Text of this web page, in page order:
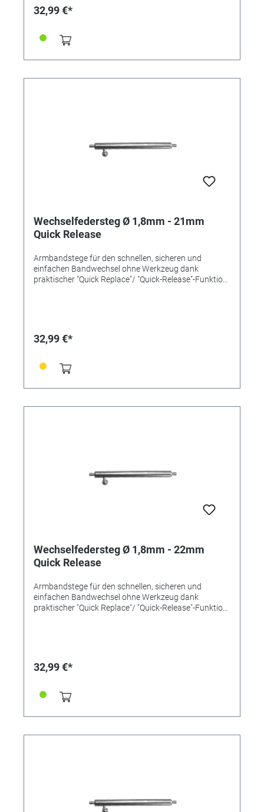
32,99 €*
Wechselfedersteg Ø 1,8mm - 21mm
Quick Release
Armbandstege für den schnellen, sicheren und
einfachen Bandwechsel ohne Werkzeug dank
praktischer "Quick Replace"/ "Quick-Release"-Funktion
32,99 €*
Wechselfedersteg Ø 1,8mm - 22mm
Quick Release
Armbandstege für den schnellen, sicheren und
einfachen Bandwechsel ohne Werkzeug dank
praktischer "Quick Replace"/ "Quick-Release"-Funktion
32,99 €*